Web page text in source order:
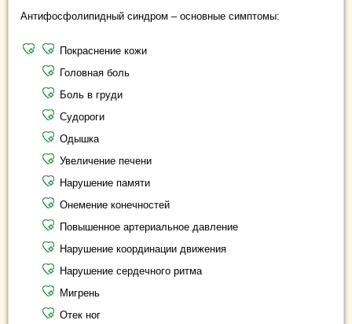
Антифосфолипидный синдром – основные симптомы:
Покраснение кожи
Головная боль
Боль в груди
Судороги
Одышка
Увеличение печени
Нарушение памяти
Онемение конечностей
Повышенное артериальное давление
Нарушение координации движения
Нарушение сердечного ритма
Мигрень
Отек ног